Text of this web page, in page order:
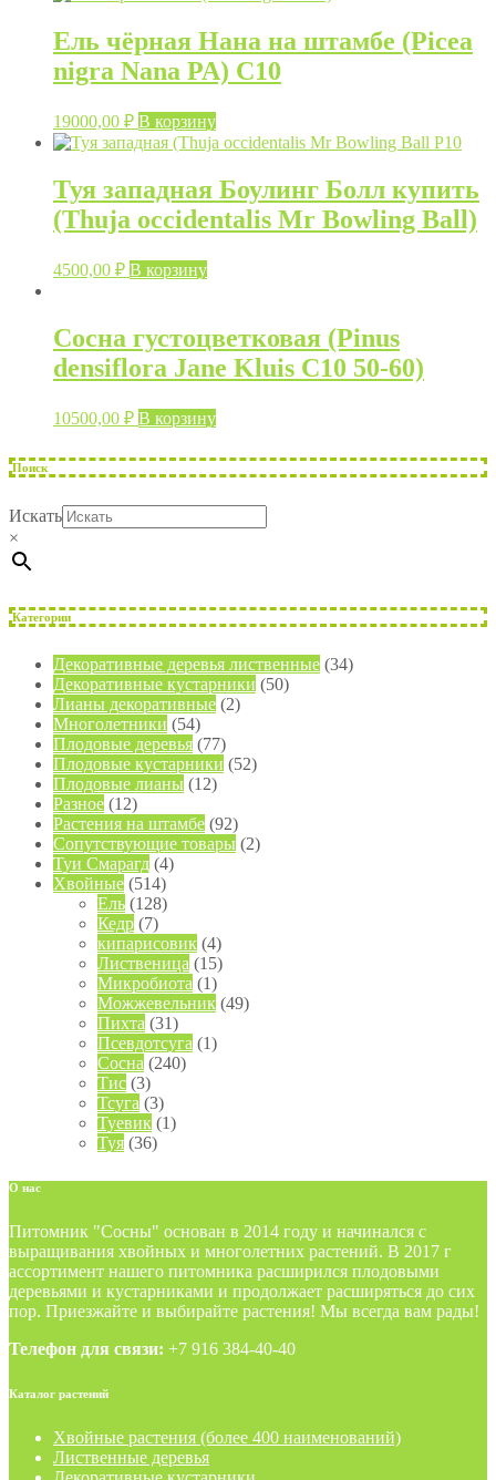
Ель чёрная Нана на штамбе (Picea
nigra Nana PA) C10
19000,00 ₽ В корзину
Туя западная Боулинг Болл купить
(Thuja occidentalis Mr Bowling Ball)
4500,00 ₽ В корзину
Сосна густоцветковая (Pinus
densiflora Jane Kluis C10 50-60)
10500,00 ₽ В корзину
Поиск
Искать
×
Категории
Декоративные деревья лиственные (34)
Декоративные кустарники (50)
Лианы декоративные (2)
Многолетники (54)
Плодовые деревья (77)
Плодовые кустарники (52)
Плодовые лианы (12)
Разное (12)
Растения на штамбе (92)
Сопутствующие товары (2)
Туи Смарагд (4)
Хвойные (514)
Ель (128)
Кедр (7)
кипарисовик (4)
Лиственица (15)
Микробиота (1)
Можжевельник (49)
Пихта (31)
Псевдотсуга (1)
Сосна (240)
Тис (3)
Тсуга (3)
Туевик (1)
Туя (36)
О нас
Питомник "Сосны" основан в 2014 году и начинался с
выращивания хвойных и многолетних растений. В 2017 г
ассортимент нашего питомника расширился плодовыми
деревьями и кустарниками и продолжает расширяться до сих
пор. Приезжайте и выбирайте растения! Мы всегда вам рады!
Телефон для связи: +7 916 384-40-40
Каталог растений
Хвойные растения (более 400 наименований)
Лиственные деревья